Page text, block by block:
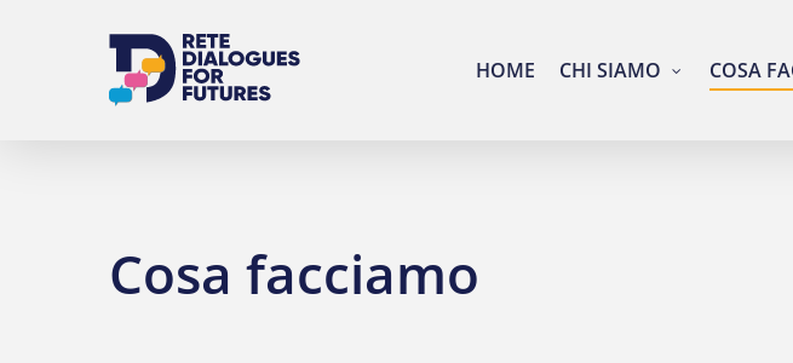
HOME CHI SIAMO COSA
Cosa facciamo